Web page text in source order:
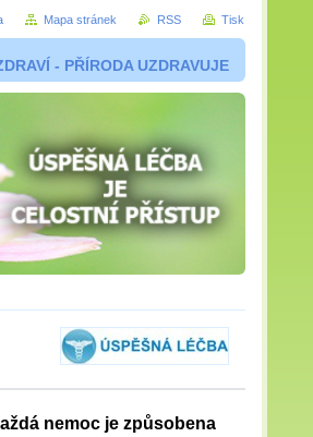
- PŘÍRODA UZDRAVUJE
nemoc je způsobena
Mapa stránek RSS Tisk